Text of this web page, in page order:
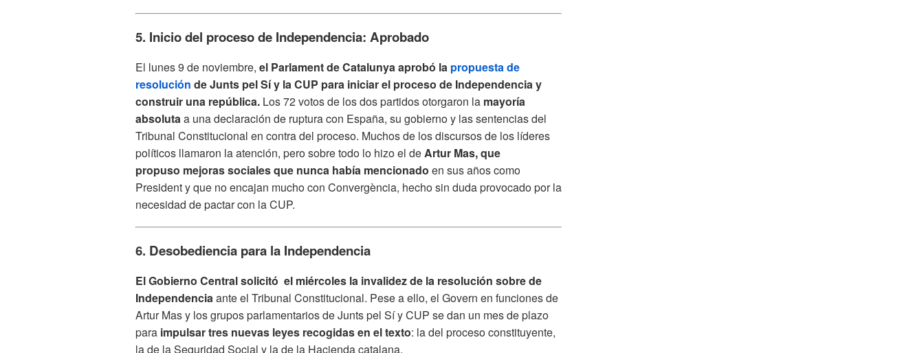
5. Inicio del proceso de Independencia: Aprobado
El lunes 9 de noviembre, el Parlament de Catalunya aprobó la propuesta de
resolución de Junts pel Sí y la CUP para iniciar el proceso de Independencia y
construir una república. Los 72 votos de los dos partidos otorgaron la mayoría
absolutaa una declaración de ruptura con España, su gobierno y las sentencias del
Tribunal Constitucional en contra del proceso. Muchos de los discursos de los líderes
políticos llamaron la atención, pero sobre todo lo hizo el deArtur Mas, que
propuso mejoras sociales que nunca había mencionado en sus años como
President y que no encajan mucho con Convergència, hecho sin duda provocado por la
necesidad de pactar con la CUP.
6. Desobediencia para la Independencia
El Gobierno Central solicitó el miércoles la invalidez de la resolución sobre de
Independencia ante el Tribunal Constitucional. Pese a ello, el Govern en funciones de
Artur Mas y los grupos parlamentarios de Junts pel Sí y CUP se dan un mes de plazo
para impulsar tres nuevas leyes recogidas en el texto: la del proceso constituyente,
la de la Seguridad Social y la de la Hacienda catalana.